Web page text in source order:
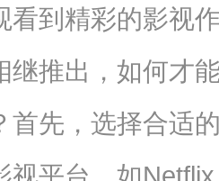
看到精彩的影视
继推出，如何才
首先，选择合适